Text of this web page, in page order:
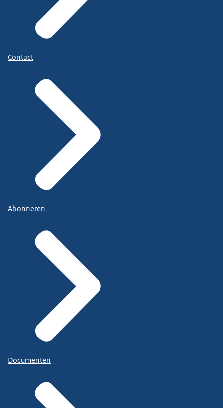
Contact
Abonneren
Documenten